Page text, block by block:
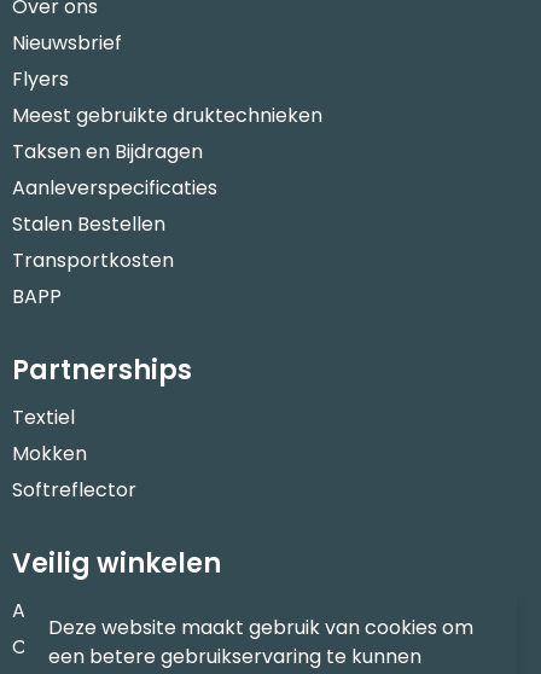
Over ons
Nieuwsbrief
Flyers
Meest gebruikte druktechnieken
Taksen en Bijdragen
Aanleverspecificaties
Stalen Bestellen
Transportkosten
BAPP
Partnerships
Textiel
Mokken
Softreflector
Veilig winkelen
Algemene voorwaarden
Cookieverklaring
Deze website maakt gebruik van cookies om
een betere gebruikservaring te kunnen